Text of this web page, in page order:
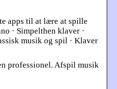
apps til at lære at spille
· Simpelthen klaver ·
musik og spil · Klaver
professionel. Afspil musik